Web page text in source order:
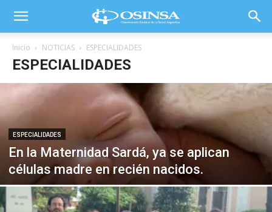
Inicio NOTICIAS ESPECIALIDADES
ESPECIALIDADES
ESPECIALIDADES
En la Maternidad Sardá, ya se aplican
células madre en recién nacidos.